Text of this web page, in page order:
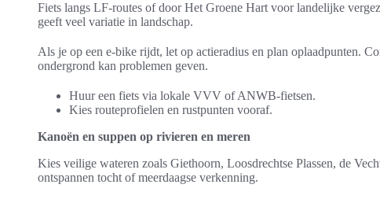
Fiets langs LF-routes of door Het Groene Hart voor landelijke
geeft veel variatie in landschap.
Als je op een e-bike rijdt, let op actieradius en plan oplaadpunten.
ondergrond kan problemen geven.
Huur een fiets via lokale VVV of ANWB-fietsen.
Kies routeprofielen en rustpunten vooraf.
Kanoën en suppen op rivieren en meren
Kies veilige wateren zoals Giethoorn, Loosdrechtse Plassen, de
ontspannen tocht of meerdaagse verkenning.